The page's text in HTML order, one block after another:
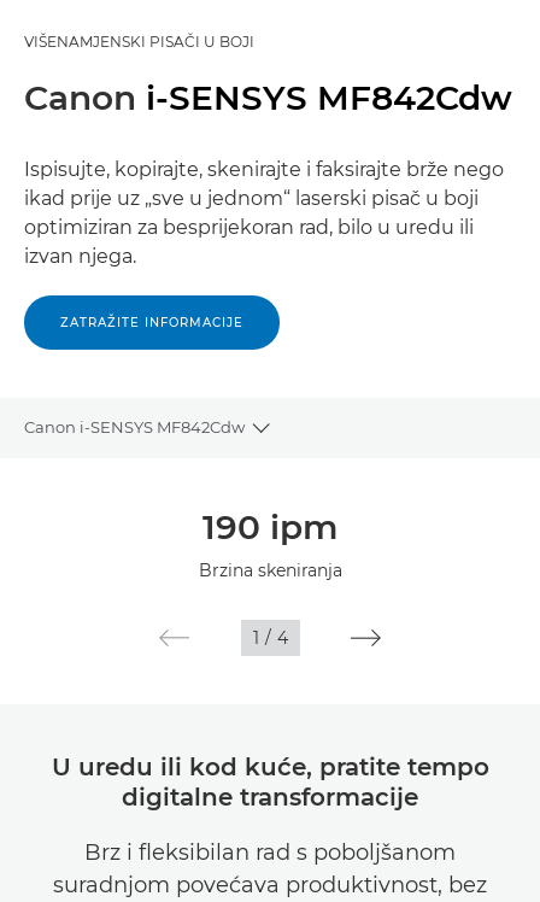
VIŠENAMJENSKI PISAČI U BOJI
Canon i-SENSYS MF842Cdw
Ispisujte, kopirajte, skenirajte i faksirajte brže nego
ikad prije uz „sve u jednom“ laserski pisač u boji
optimiziran za besprijekoran rad, bilo u uredu ili
izvan njega.
ZATRAŽITE INFORMACIJE
Canon i-SENSYS MF842Cdw
Toggle breadcrumbs
190 ipm
Brzina skeniranja
1 / 4
U uredu ili kod kuće, pratite tempo
digitalne transformacije
Brz i fleksibilan rad s poboljšanom
suradnjom povećava produktivnost, bez